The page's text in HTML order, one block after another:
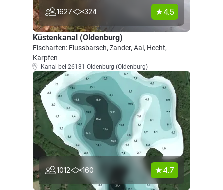
1627 324 4.5
Küstenkanal (Oldenburg)
Fischarten: Flussbarsch, Zander, Aal, Hecht,
Karpfen
Kanal bei 26131 Oldenburg (Oldenburg)
1012 160 4.7